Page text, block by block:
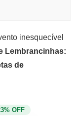
inesquecível
Lembrancinhas:
de
OFF